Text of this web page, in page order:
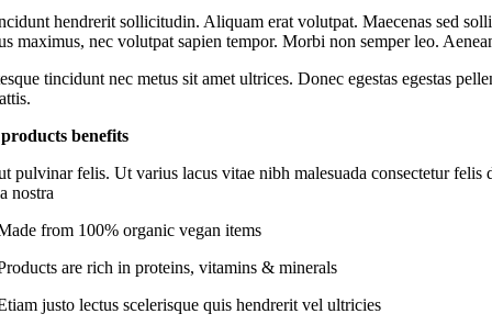
hendrerit sollicitudin. Aliquam erat volutpat. Maecenas sed
maximus, nec volutpat sapien tempor. Morbi non semper leo.
tincidunt nec metus sit amet ultrices. Donec egestas egestas
benefits
pulvinar felis. Ut varius lacus vitae nibh malesuada consectetur
nostra
from 100% organic vegan items
are rich in proteins, vitamins & minerals
justo lectus scelerisque quis hendrerit vel ultricies